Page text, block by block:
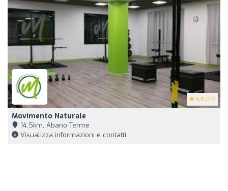
4.9 (47)
Movimento Naturale
14,5km, Abano Terme
Visualizza informazioni e contatti